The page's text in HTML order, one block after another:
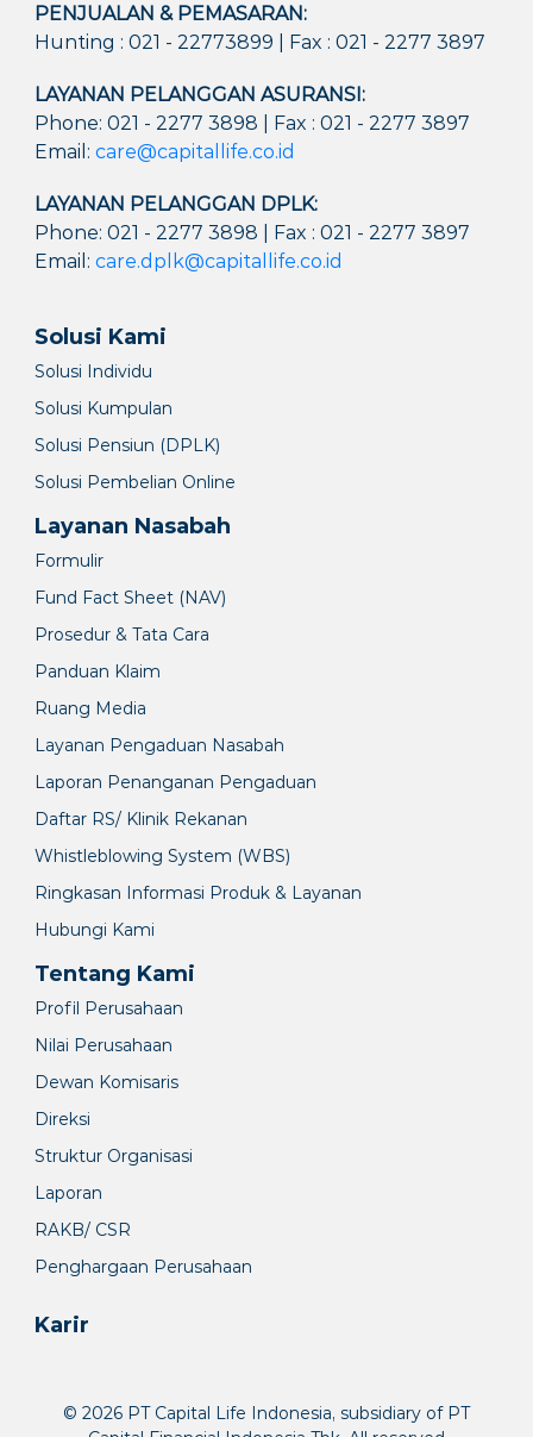
PENJUALAN & PEMASARAN:
Hunting : 021 - 22773899 | Fax : 021 - 2277 3897
LAYANAN PELANGGAN ASURANSI:
Phone: 021 - 2277 3898 | Fax : 021 - 2277 3897
Email:care@capitallife.co.id
LAYANAN PELANGGAN DPLK:
Phone: 021 - 2277 3898 | Fax : 021 - 2277 3897
Email:care.dplk@capitallife.co.id
Solusi Kami
Solusi Individu
Solusi Kumpulan
Solusi Pensiun (DPLK)
Solusi Pembelian Online
Layanan Nasabah
Formulir
Fund Fact Sheet (NAV)
Prosedur & Tata Cara
Panduan Klaim
Ruang Media
Layanan Pengaduan Nasabah
Laporan Penanganan Pengaduan
Daftar RS/ Klinik Rekanan
Whistleblowing System (WBS)
Ringkasan Informasi Produk & Layanan
Hubungi Kami
Tentang Kami
Profil Perusahaan
Nilai Perusahaan
Dewan Komisaris
Direksi
Struktur Organisasi
Laporan
RAKB/ CSR
Penghargaan Perusahaan
Karir
© 2026 PT Capital Life Indonesia, subsidiary of PT